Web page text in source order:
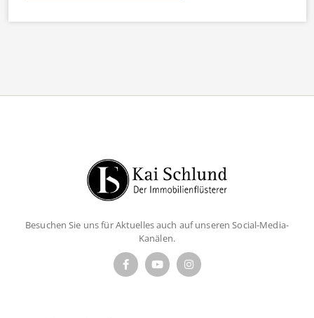
Besuchen Sie uns für Aktuelles auch auf unseren Social-Media-
Kanälen.